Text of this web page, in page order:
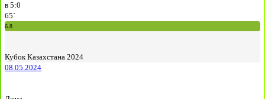
в 5:0
65`
6.8
Кубок Казахстана 2024
08.05.2024